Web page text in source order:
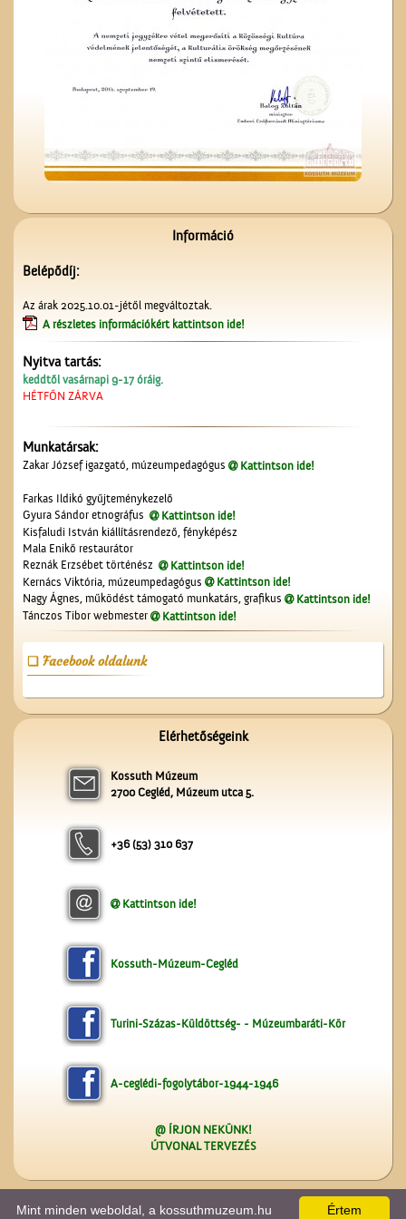
képeslapok…
szerzeménye
Kiszel Mihály és az
Információ
Belépődíj:
Az árak 2025.10.01-jétől megváltoztak.
A részletes információkért kattintson ide!
Nyitva tartás:
keddtől vasárnapi 9-17 óráig.
HÉTFŐN ZÁRVA
Munkatársak:
Zakar József igazgató, múzeumpedagógus Kattintson ide!
Farkas Ildikó gyűjteménykezelő
Gyura Sándor etnográfus
Kattintson ide!
Kisfaludi István kiállításrendező, fényképész
Mala Enikő restaurátor
Reznák Erzsébet történész
Kattintson ide!
Kernács Viktória, múzeumpedagógus
Kattintson ide!
Nagy Ágnes, működést támogató munkatárs, grafikus
Kattintson ide!
Tánczos Tibor webmester
Kattintson ide!
Facebook oldalunk
Elérhetőségeink
Kossuth Múzeum
2700 Cegléd, Múzeum utca 5.
+36 (53) 310 637
Kattintson ide!
Kossuth-Múzeum-Cegléd
Turini-Százas-Küldöttség- - Múzeumbaráti-Kör
A-ceglédi-fogolytábor-1944-1946
@ ÍRJON NEKÜNK!
ÚTVONAL TERVEZÉS
A lap0.027másodperc alatt készült el. |Copyright 2026 © kossuthmuzeum.hu, design by:
Értem
Mint minden weboldal, a kossuthmuzeum.hu